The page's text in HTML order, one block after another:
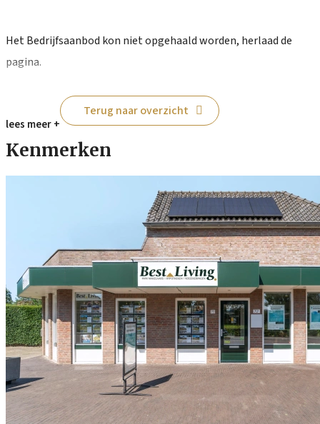
Het Bedrijfsaanbod kon niet opgehaald worden, herlaad de
pagina.
lees meer +
Terug naar overzicht
Kenmerken